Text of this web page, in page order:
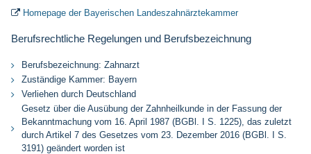
 Homepage der Bayerischen Landeszahnärztekammer
Berufsrechtliche Regelungen und Berufsbezeichnung
Berufsbezeichnung: Zahnarzt
Zuständige Kammer: Bayern
Verliehen durch Deutschland
Gesetz über die Ausübung der Zahnheilkunde in der Fassung der
Bekanntmachung vom 16. April 1987 (BGBl. I S. 1225), das zuletzt
durch Artikel 7 des Gesetzes vom 23. Dezember 2016 (BGBl. I S.
3191) geändert worden ist